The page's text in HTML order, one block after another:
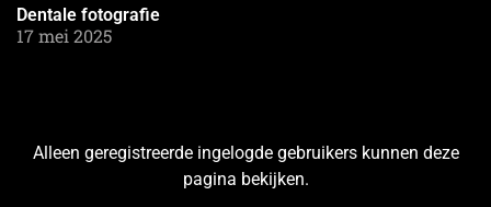
Dentale fotografie
17 mei 2025
Alleen geregistreerde ingelogde gebruikers kunnen deze
pagina bekijken.